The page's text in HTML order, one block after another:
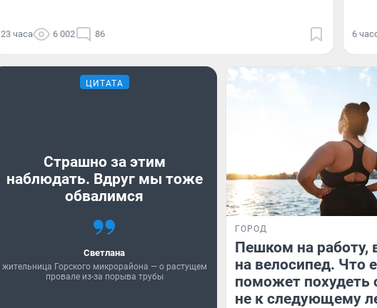
23 часа 6 002 86 6
ЦИТАТА
Страшно за этим
наблюдать. Вдруг мы тоже
обвалимся
Светлана
жительница Горского микрорайона — о растущем
провале из-за порыва трубы
ГОРОД
Пешком на работу,
на велосипед. Что
поможет похудеть
не к следующему